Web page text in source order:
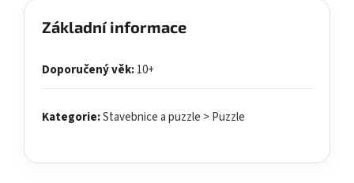
Základní informace
Doporučený věk:10+
Kategorie:Stavebnice a puzzle > Puzzle